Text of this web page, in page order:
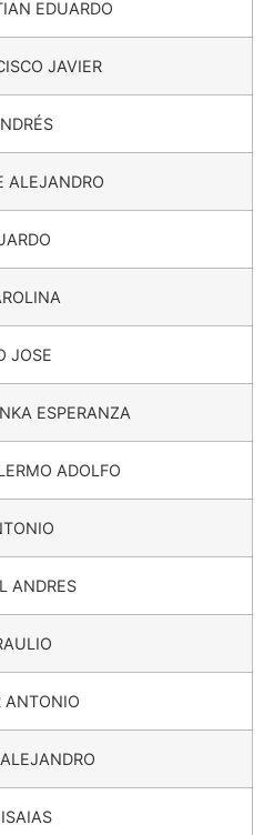
EDUARDO
JAVIER
ALEJANDRO
JOSE
ESPERANZA
ADOLFO
ANDRES
ANTONIO